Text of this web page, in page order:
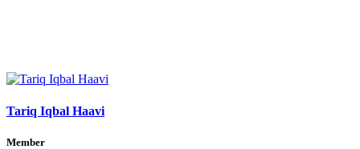
Tariq Iqbal Haavi
Member